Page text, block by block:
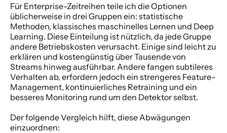
Für Enterprise-Zeitreihen teile ich die Optionen
üblicherweise in drei Gruppen ein: statistische
Methoden, klassisches maschinelles Lernen und Deep
Learning. Diese Einteilung ist nützlich, da jede Gruppe
andere Betriebskosten verursacht. Einige sind leicht zu
erklären und kostengünstig über Tausende von
Streams hinweg ausführbar. Andere fangen subtileres
Verhalten ab, erfordern jedoch ein strengeres Feature-
Management, kontinuierliches Retraining und ein
besseres Monitoring rund um den Detektor selbst.
Der folgende Vergleich hilft, diese Abwägungen
einzuordnen: